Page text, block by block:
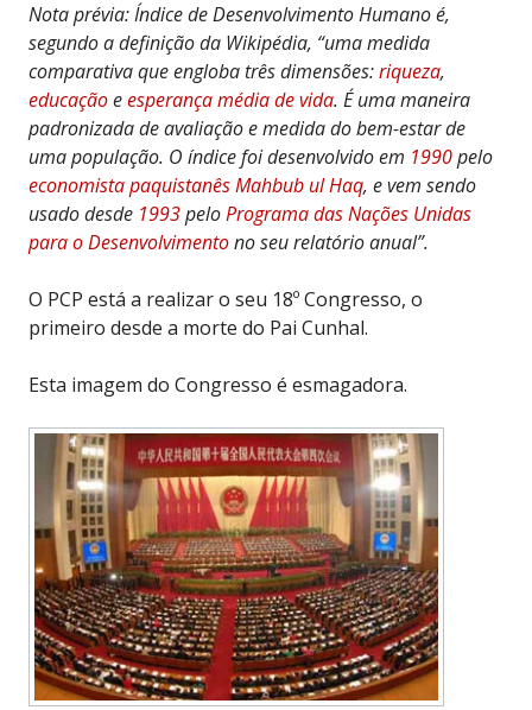
Nota prévia: Índice de Desenvolvimento Humano é,
segundo a definição da Wikipédia, “uma medida
comparativa que engloba três dimensões:riqueza,
educaçãoeesperança média de vida. É uma maneira
padronizada de avaliação e medida do bem-estar de
uma população. O índice foi desenvolvido em 1990pelo
economistapaquistanêsMahbub ul Haq, e vem sendo
usado desde 1993peloPrograma das Nações Unidas
para o Desenvolvimentono seu relatório anual”.
O PCP está a realizar o seu 18º Congresso, o
primeiro desde a morte do Pai Cunhal.
Esta imagem do Congresso é esmagadora.